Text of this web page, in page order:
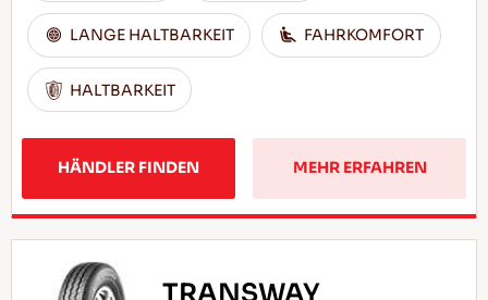
LANGE HALTBARKEIT FAHRKOMFORT
HALTBARKEIT
HÄNDLER FINDEN MEHR ERFAHREN
TRANSWAY